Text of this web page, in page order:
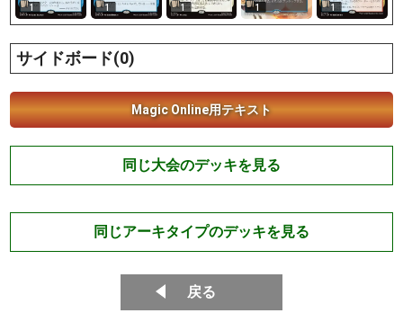
1 1 1 1 1
サイドボード(0)
Magic Online用テキスト
同じ大会のデッキを見る
同じアーキタイプのデッキを見る
戻る